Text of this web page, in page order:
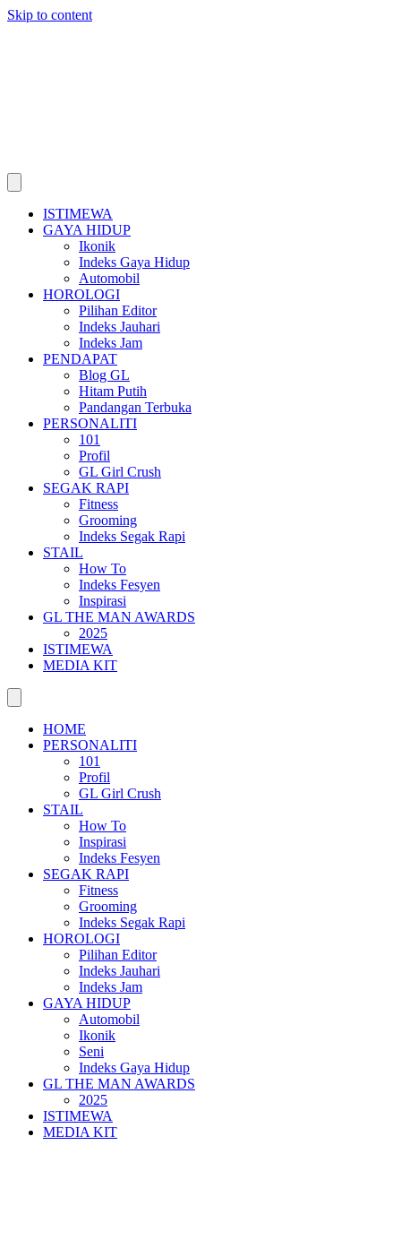
Skip to content
ISTIMEWA
GAYA HIDUP
Ikonik
Indeks Gaya Hidup
Automobil
HOROLOGI
Pilihan Editor
Indeks Jauhari
Indeks Jam
PENDAPAT
Blog GL
Hitam Putih
Pandangan Terbuka
PERSONALITI
101
Profil
GL Girl Crush
SEGAK RAPI
Fitness
Grooming
Indeks Segak Rapi
STAIL
How To
Indeks Fesyen
Inspirasi
GL THE MAN AWARDS
2025
ISTIMEWA
MEDIA KIT
HOME
PERSONALITI
101
Profil
GL Girl Crush
STAIL
How To
Inspirasi
Indeks Fesyen
SEGAK RAPI
Fitness
Grooming
Indeks Segak Rapi
HOROLOGI
Pilihan Editor
Indeks Jauhari
Indeks Jam
GAYA HIDUP
Automobil
Ikonik
Seni
Indeks Gaya Hidup
GL THE MAN AWARDS
2025
ISTIMEWA
MEDIA KIT